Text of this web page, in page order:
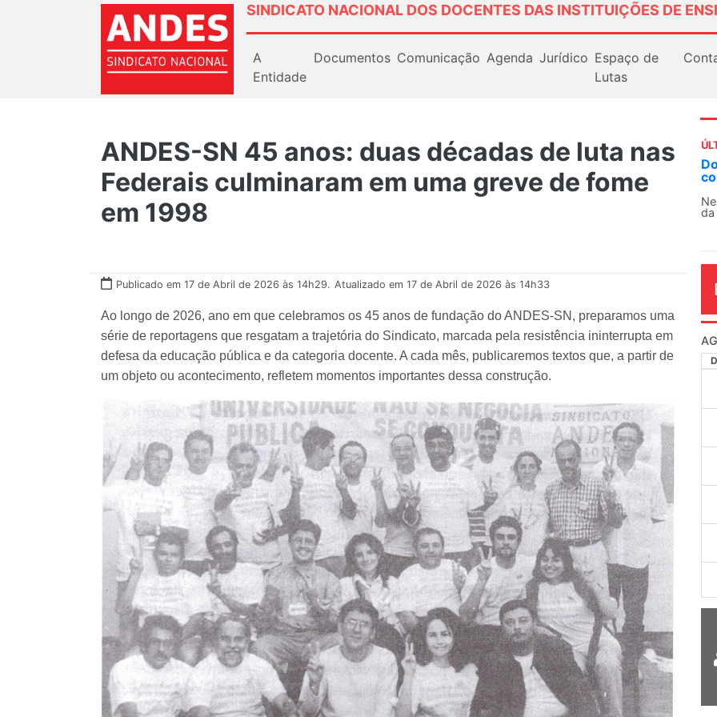
SINDICATO NACIONAL DOS DOCENTES DAS INSTITUIÇÕES DE
A
Entidade
Documentos Comunicação Agenda Jurídico Espaço de
Lutas
ANDES-SN 45 anos: duas décadas de luta nas
Federais culminaram em uma greve de fome
em 1998
Publicado em 17 de Abril de 2026 às 14h29. Atualizado em 17 de Abril de 2026 às 14h33
Ao longo de 2026, ano em que celebramos os 45 anos de fundação do ANDES-SN, preparamos uma
série de reportagens que resgatam a trajetória do Sindicato, marcada pela resistência ininterrupta em
defesa da educação pública e da categoria docente. A cada mês, publicaremos textos que, a partir de
um objeto ou acontecimento, refletem momentos importantes dessa construção.
O